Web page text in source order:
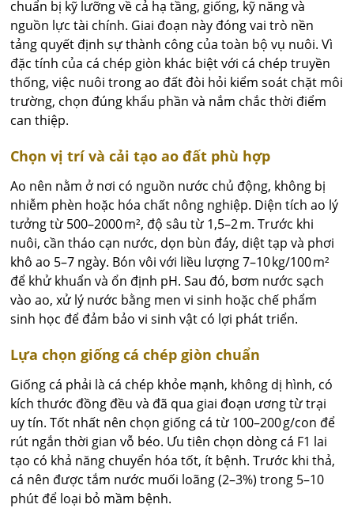
chuẩn bị kỹ lưỡng về cả hạ tầng, giống, kỹ năng và
nguồn lực tài chính. Giai đoạn này đóng vai trò nền
tảng quyết định sự thành công của toàn bộ vụ nuôi. Vì
đặc tính của cá chép giòn khác biệt với cá chép truyền
thống, việc nuôi trong ao đất đòi hỏi kiểm soát chặt môi
trường, chọn đúng khẩu phần và nắm chắc thời điểm
can thiệp.
Chọn vị trí và cải tạo ao đất phù hợp
Ao nên nằm ở nơi có nguồn nước chủ động, không bị
nhiễm phèn hoặc hóa chất nông nghiệp. Diện tích ao lý
tưởng từ 500–2000 m², độ sâu từ 1,5–2 m. Trước khi
nuôi, cần tháo cạn nước, dọn bùn đáy, diệt tạp và phơi
khô ao 5–7 ngày. Bón vôi với liều lượng 7–10 kg/100 m²
để khử khuẩn và ổn định pH. Sau đó, bơm nước sạch
vào ao, xử lý nước bằng men vi sinh hoặc chế phẩm
sinh học để đảm bảo vi sinh vật có lợi phát triển.
Lựa chọn giống cá chép giòn chuẩn
Giống cá phải là cá chép khỏe mạnh, không dị hình, có
kích thước đồng đều và đã qua giai đoạn ương từ trại
uy tín. Tốt nhất nên chọn giống cá từ 100–200 g/con để
rút ngắn thời gian vỗ béo. Ưu tiên chọn dòng cá F1 lai
tạo có khả năng chuyển hóa tốt, ít bệnh. Trước khi thả,
cá nên được tắm nước muối loãng (2–3%) trong 5–10
phút để loại bỏ mầm bệnh.